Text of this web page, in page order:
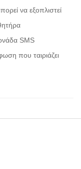
να εξοπλιστεί
SMS
που ταιριάζει